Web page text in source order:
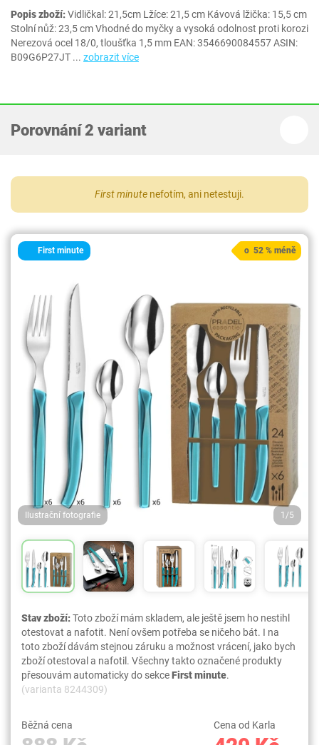
Popis zboží:Vidličkal: 21,5cm Lžíce: 21,5 cm Kávová lžička: 15,5 cm
Stolní nůž: 23,5 cm Vhodné do myčky a vysoká odolnost proti korozi
Nerezová ocel 18/0, tloušťka 1,5 mm EAN: 3546690084557 ASIN:
B09G6P27JT ... zobrazit více
Porovnání 2 variant
First minute nefotím, ani netestuji.
First minute
Ilustrační fotografie 1/5
o 52 % méně
Stav zboží:Toto zboží mám skladem, ale ještě jsem ho nestihl
otestovat a nafotit. Není ovšem potřeba se ničeho bát. I na
toto zboží dávám stejnou záruku a možnost vrácení, jako bych
zboží otestoval a nafotil. Všechny takto označené produkty
přesouvám automaticky do sekceFirst minute.
(varianta 8244309)
Běžná cena Cena od Karla